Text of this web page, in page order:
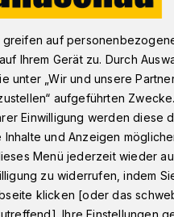
Wuppertal: Teilnahme bis zum
auf
Ihrem Gerät zu. Durch
unter „Wir und unsere
aufgeführten
Einwilligung werden diese
und Anzeigen
Menü jederzeit wieder
zu widerrufen, indem
klicken [oder das
Ihre Einstellungen